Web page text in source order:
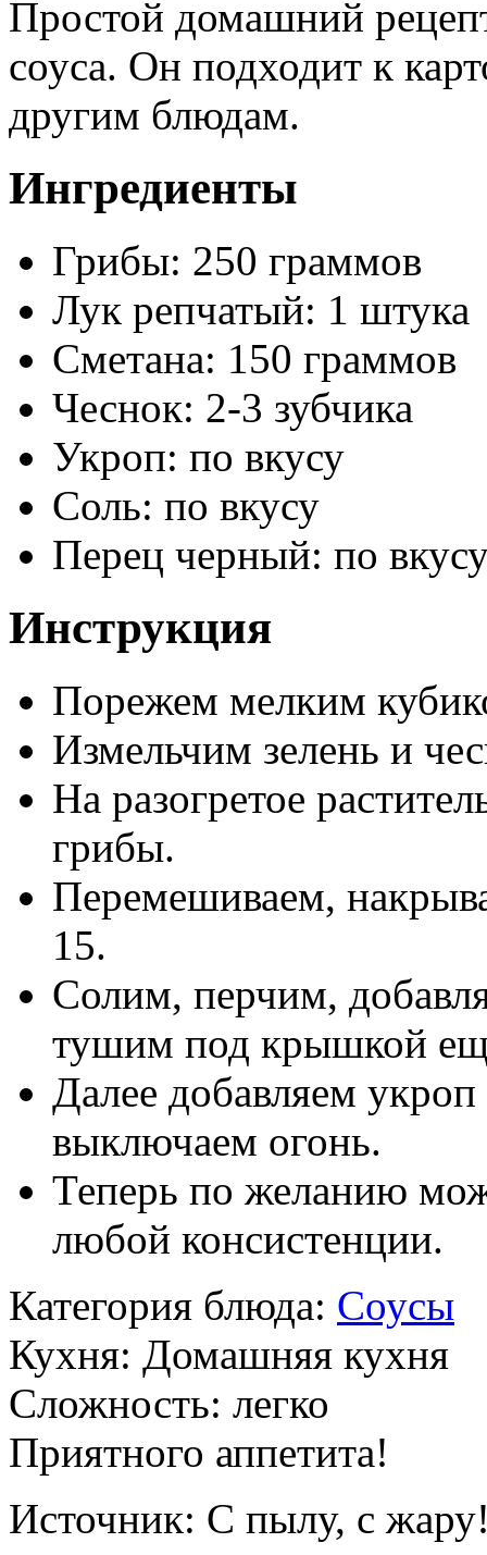
Простой домашний
соуса. Он подходит к
другим блюдам.
Ингредиенты
Грибы: 250 граммов
Лук репчатый: 1 штука
Сметана: 150 граммов
Чеснок: 2-3 зубчика
Укроп: по вкусу
Соль: по вкусу
Перец черный: по
Инструкция
Порежем мелким
Измельчим зелень и
На разогретое
грибы.
Перемешиваем,
15.
Солим, перчим,
тушим под крышкой
Далее добавляем
выключаем огонь.
Теперь по желанию
любой консистенции.
Категория блюда: Соусы
Кухня: Домашняя кухня
Сложность: легко
Приятного аппетита!
Источник: С пылу, с